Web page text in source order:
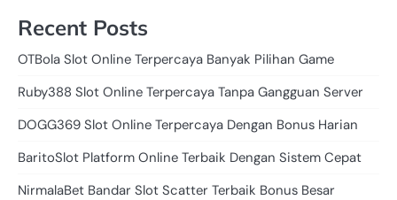
Recent Posts
OTBola Slot Online Terpercaya Banyak Pilihan Game
Ruby388 Slot Online Terpercaya Tanpa Gangguan Server
DOGG369 Slot Online Terpercaya Dengan Bonus Harian
BaritoSlot Platform Online Terbaik Dengan Sistem Cepat
NirmalaBet Bandar Slot Scatter Terbaik Bonus Besar